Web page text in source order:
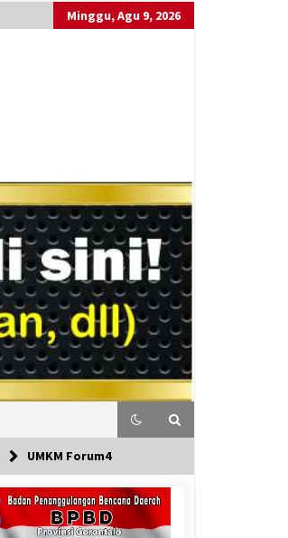
Minggu, Agu 9, 2026
UMKM Forum4